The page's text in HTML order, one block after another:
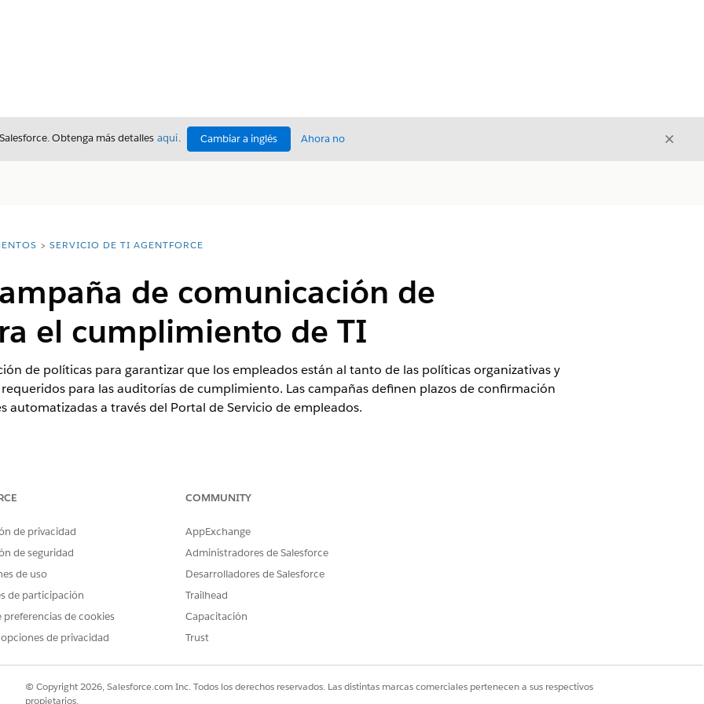
Obtenga más detalles aquí. Cambiar a inglés Ahora no Cerrar
SERVICIO DE TI AGENTFORCE
de comunicación de
el cumplimiento de TI
de políticas para garantizar que los empleados están al tanto de las políticas organizativas y
para las auditorías de cumplimiento. Las campañas definen plazos de confirmación
automatizadas a través del Portal de Servicio de empleados.
con Agentforce IT Service.
y registros de pólizas:
busque y seleccione Políticas de cumplimiento
o activa para la que desea enviar una comunicación.
de políticasy haga clic en Nuevo
incluyendo el nombre y las fechas de inicio y finalización.
aUsuariosoGruposespecíficos y, a continuación, seleccione sus destinatarios.
crea en el estado borrador.
de privacidad
de seguridad
de uso
de participación
preferencias de cookies
opciones de privacidad
COMMUNITY
AppExchange
Administradores de Salesforce
Desarrolladores de Salesforce
Trailhead
Capacitación
Trust
© Copyright 2026, Salesforce.com Inc. Todos los derechos reservados. Las distintas marcas comerciales pertenecen a sus respectivos
propietarios.